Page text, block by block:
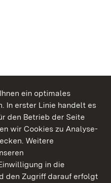
ein optimales
In erster Linie handelt es
den Betrieb der Seite
wir Cookies zu Analyse-
Weitere
in die
den Zugriff darauf erfolgt